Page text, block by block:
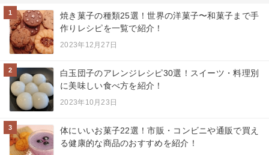
1
焼き菓子の種類25選！世界の洋菓子〜和菓子まで手
作りレシピを一覧で紹介！
2023年12月27日
2
白玉団子のアレンジレシピ30選！スイーツ・料理別
に美味しい食べ方を紹介！
2023年10月23日
3
体にいいお菓子22選！市販・コンビニや通販で買え
る健康的な商品のおすすめを紹介！